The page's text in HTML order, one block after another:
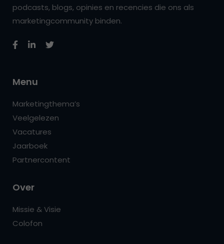
podcasts, blogs, opinies en recencies die ons als
marketingcommunity binden.
Menu
Marketingthema’s
Veelgelezen
Vacatures
Jaarboek
Partnercontent
Over
Missie & Visie
Colofon